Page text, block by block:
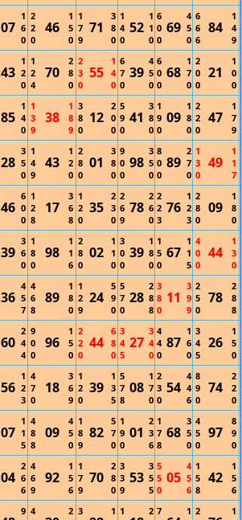
07
1
6
0
2
2
0
46
1
5
0
1
7
9
71
3
8
0
1
4
0
52
1
1
0
6
0
0
69
4
5
0
6
6
6
84
1
4
9
43
1
2
0
1
2
4
70
2
8
0
2
3
0
55
1
4
0
6
7
0
39
4
5
0
6
0
0
68
1
7
0
2
0
0
21
1
0
0
85
1
4
0
1
3
9
38
1
8
9
3
8
0
12
2
0
0
5
9
0
41
3
8
0
1
9
0
09
1
8
0
2
2
0
47
1
7
9
28
3
5
0
1
4
9
43
1
2
0
2
8
0
01
3
8
0
9
0
0
98
3
5
0
8
0
0
89
2
7
0
1
3
0
49
1
1
7
46
6
0
0
1
2
8
17
3
6
8
1
2
0
35
2
3
0
2
6
9
78
2
6
0
2
2
3
76
1
2
3
2
8
0
09
1
8
0
39
3
6
0
1
8
0
98
1
1
6
2
8
0
02
1
1
0
3
0
0
39
1
8
0
1
5
0
67
1
1
5
4
0
0
44
1
3
0
36
4
5
7
4
6
8
89
1
8
0
1
2
9
24
5
9
0
5
7
0
28
2
8
8
3
8
0
11
3
9
9
2
5
0
78
2
8
8
60
2
4
4
9
0
0
96
1
5
0
2
2
0
44
6
8
0
3
4
5
27
3
4
0
4
4
0
87
1
6
0
3
4
5
26
1
5
0
56
1
2
3
4
7
0
18
3
6
9
1
2
0
39
1
3
5
5
7
8
08
1
7
0
2
3
0
54
4
4
6
8
9
0
74
2
2
0
07
1
1
5
4
8
8
09
4
5
0
1
8
9
82
5
7
0
1
9
0
01
2
3
6
1
7
8
68
3
5
0
4
5
0
97
8
9
0
04
2
6
6
4
6
9
92
1
5
6
1
7
9
70
2
8
0
3
3
9
53
3
5
5
5
5
0
05
4
5
6
1
5
8
42
1
5
6
9 4
2 3
1 1
2 7
1 2
1